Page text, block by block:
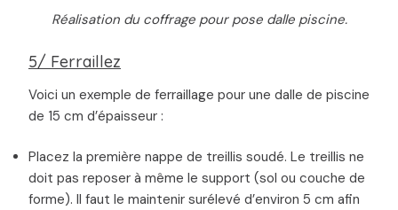
Réalisation du coffrage pour pose dalle piscine.
5/ Ferraillez
Voici un exemple de ferraillage pour une dalle de piscine
de 15 cm d’épaisseur :
Placez la première nappe de treillis soudé. Le treillis ne
doit pas reposer à même le support (sol ou couche de
forme). Il faut le maintenir surélevé d’environ 5 cm afin